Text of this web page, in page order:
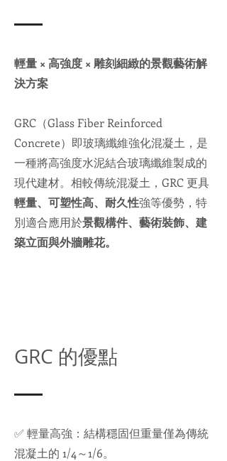
輕量 × 高強度 × 雕刻細緻的景觀藝術解
決方案
GRC（Glass Fiber Reinforced
Concrete）即玻璃纖維強化混凝土，是
一種將高強度水泥結合玻璃纖維製成的
現代建材。相較傳統混凝土，GRC 更具
輕量、可塑性高、耐久性強等優勢，特
別適合應用於景觀構件、藝術裝飾、建
築立面與外牆雕花。
GRC 的優點
✅ 輕量高強：結構穩固但重量僅為傳統
混凝土的 1/4～1/6。